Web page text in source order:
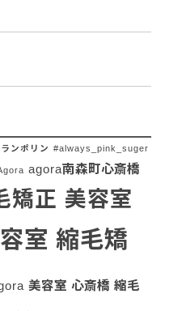
ンポリン #always_pink_suger
agora南森町心斎橋
矯正 美容室
室 縮毛矯
美容室 心斎橋 縮毛